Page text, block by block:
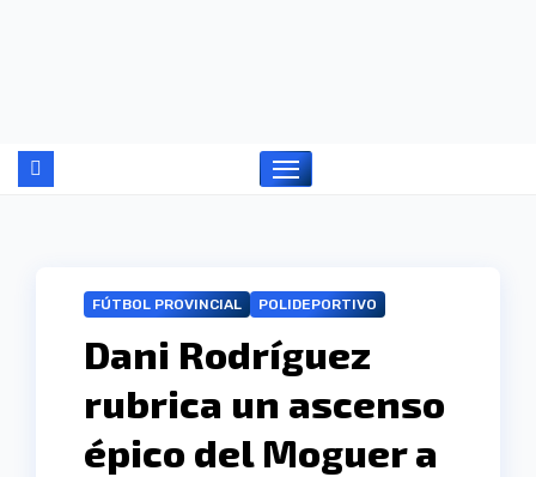
FÚTBOL PROVINCIAL POLIDEPORTIVO
Dani Rodríguez
rubrica un ascenso
épico del Moguer a